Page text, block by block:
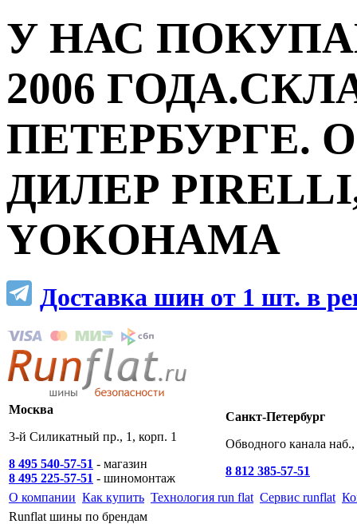
У НАС
2006
ПЕТЕРБУРГЕ.
ДИЛЕР
YOKOHAMA
Доставка шин от 1 шт. в
Москва
3-й Силикатный пр., 1, корп. 1
8 495 540-57-51 - магазин
8 495 225-57-51 - шиномонтаж
Санкт-Петербург
Обводного канала
8 812 385-57-51
О компании Как купить Технология run flat Сервис runflat
Runflat шины по брендам